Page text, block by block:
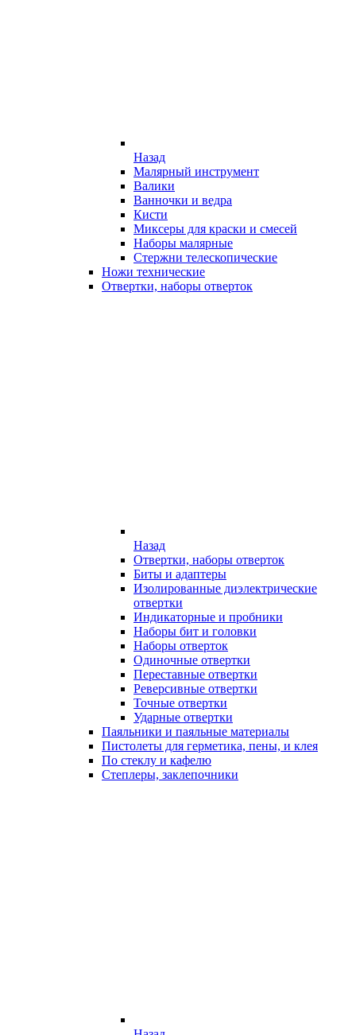
Назад
Малярный инструмент
Валики
Ванночки и ведра
Кисти
Миксеры для краски и смесей
Наборы малярные
Стержни телескопические
Ножи технические
Отвертки, наборы отверток
Назад
Отвертки, наборы отверток
Биты и адаптеры
Изолированные диэлектрические
отвертки
Индикаторные и пробники
Наборы бит и головки
Наборы отверток
Одиночные отвертки
Переставные отвертки
Реверсивные отвертки
Точные отвертки
Ударные отвертки
Паяльники и паяльные материалы
Пистолеты для герметика, пены, и клея
По стеклу и кафелю
Степлеры, заклепочники